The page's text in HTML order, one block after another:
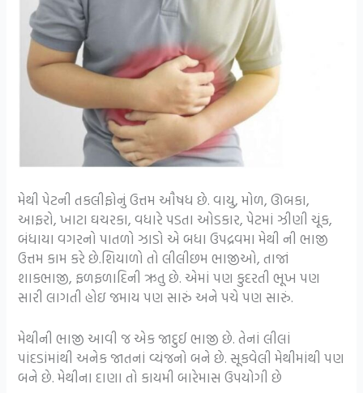
મેથી પેટની તકલીફોનું ઉત્તમ ઔષધ છે. વાયુ, મોળ, ઊબકા,
આફરો, ખાટા ઘચરકા, વધારે પડતા ઓડકાર, પેટમાં ઝીણી ચૂંક,
બંધાયા વગરનો પાતળો ઝાડો એ બધા ઉપદ્રવમા મેથી ની ભાજી
ઉત્તમ કામ કરે છે.શિયાળો તો લીલીછમ ભાજીઓ, તાજાં
શાકભાજી, ફળફળાદિની ઋતુ છે. એમાં પણ કુદરતી ભૂખ પણ
સારી લાગતી હોઇ જમાય પણ સારું અને પચે પણ સારું.
મેથીની ભાજી આવી જ એક જાદુઈ ભાજી છે. તેનાં લીલાં
પાંદડાંમાંથી અનેક જાતનાં વ્યંજનો બને છે. સૂકવેલી મેથીમાંથી પણ
બને છે. મેથીના દાણા તો કાયમી બારેમાસ ઉપયોગી છે